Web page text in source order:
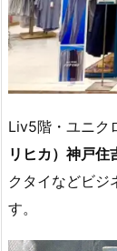
Liv5階・ユニク
リヒカ）神戸住
クタイなどビジ
す。